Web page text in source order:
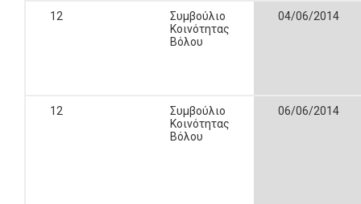
12
Συμβούλιο
Κοινότητας
Βόλου
04/06/2014
12
Συμβούλιο
Κοινότητας
Βόλου
06/06/2014